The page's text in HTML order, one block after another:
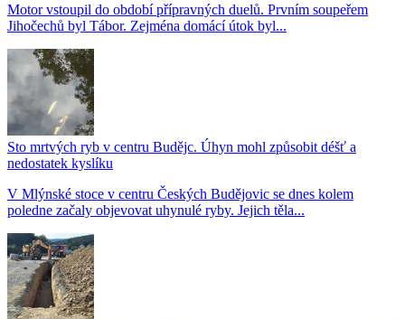
Motor vstoupil do období přípravných duelů. Prvním soupeřem
Jihočechů byl Tábor. Zejména domácí útok byl...
Sto mrtvých ryb v centru Budějc. Úhyn mohl způsobit déšť a
nedostatek kyslíku
V Mlýnské stoce v centru Českých Budějovic se dnes kolem
poledne začaly objevovat uhynulé ryby. Jejich těla...